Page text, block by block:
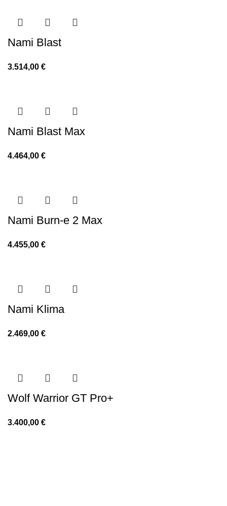
Nami Blast
3.514,00 €
Nami Blast Max
4.464,00 €
Nami Burn-e 2 Max
4.455,00 €
Nami Klima
2.469,00 €
Wolf Warrior GT Pro+
3.400,00 €